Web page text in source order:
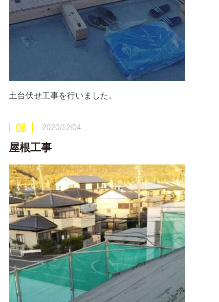
土台伏せ工事を行いました。
08 2020/12/04
屋根工事